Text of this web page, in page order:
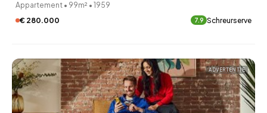
Appartement • 99m² • 1959
€ 280.000
7.9 Schreurserve
ADVERTENTIE